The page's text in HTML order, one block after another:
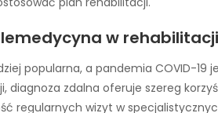
w rehabilitacji
popularna, a pandemia COVID-19
diagnoza zdalna oferuje szereg
regularnych wizyt w